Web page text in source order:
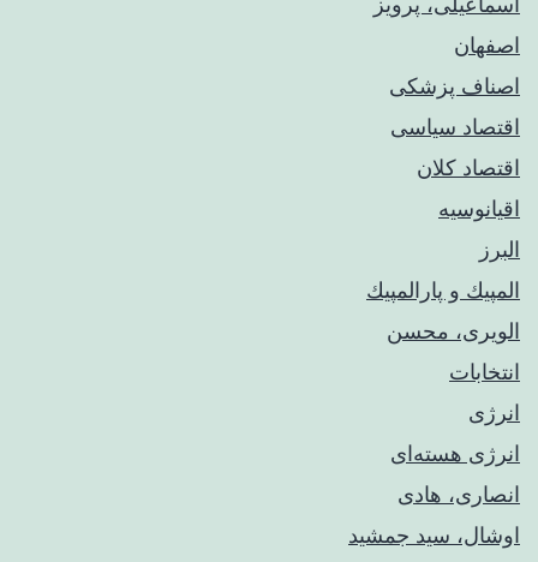
اصفهان
اصناف پزشکی
اقتصاد سیاسی
اقتصاد کلان
اقیانوسیه
البرز
المپيك و پارالمپيك
الویری، محسن
انتخابات
انرژی
انرژی هسته‌ای
انصاری، هادی
اوشال، سید جمشید